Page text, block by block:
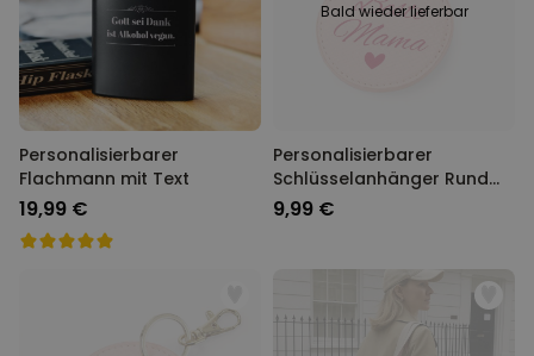
Personalisierbarer
Flachmann mit Text
19,99 €
Bald wieder lieferbar
Personalisierbarer
Schlüsselanhänger Rund
mit Text
9,99 €